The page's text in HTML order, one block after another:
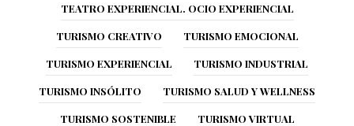
TEATRO EXPERIENCIAL. OCIO EXPERIENCIAL
TURISMO CREATIVO TURISMO EMOCIONAL
TURISMO EXPERIENCIAL TURISMO INDUSTRIAL
TURISMO INSÓLITO TURISMO SALUD Y WELLNESS
TURISMO SOSTENIBLE TURISMO VIRTUAL